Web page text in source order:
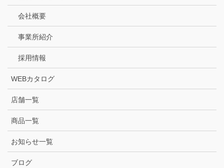
会社概要
事業所紹介
採用情報
WEBカタログ
店舗一覧
商品一覧
お知らせ一覧
ブログ